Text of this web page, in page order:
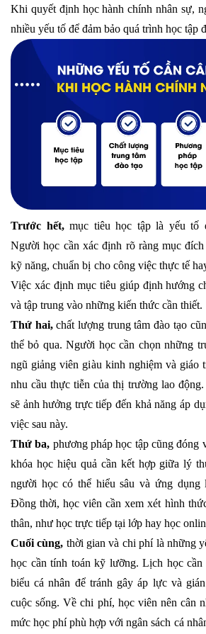
Khi quyết định học hành chính nhân sự,
nhiều yếu tố để đảm bảo quá trình học tập
Trước hết, mục tiêu học tập là yếu tố
Người học cần xác định rõ ràng mục
kỹ năng, chuẩn bị cho công việc thực tế
Việc xác định mục tiêu giúp định hướng
và tập trung vào những kiến thức cần thiết.
Thứ hai,chất lượng trung tâm đào tạo
thể bỏ qua. Người học cần chọn những
ngũ giảng viên giàu kinh nghiệm và giáo
nhu cầu thực tiễn của thị trường lao
sẽ ảnh hưởng trực tiếp đến khả năng áp
việc sau này.
Thứ ba, phương pháp học tập cũng đóng
khóa học hiệu quả cần kết hợp giữa lý
người học có thể hiểu sâu và ứng dụng
Đồng thời, học viên cần xem xét hình
thân, như học trực tiếp tại lớp hay học
Cuối cùng, thời gian và chi phí là những
học cần tính toán kỹ lưỡng. Lịch học
biểu cá nhân để tránh gây áp lực và
cuộc sống. Về chi phí, học viên nên cân
mức học phí phù hợp với ngân sách cá